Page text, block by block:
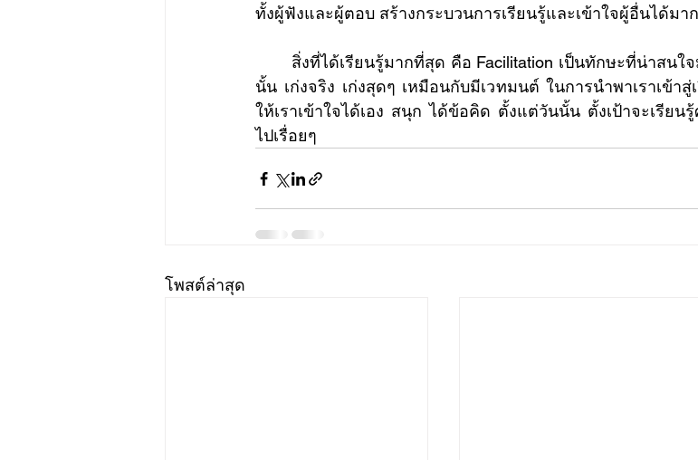
ทั้งผู้ฟังและผู้ตอบ สร้างกระบวนการเรียนรู้และเข้าใจผู้อื่นได้มา
นั้น เก่งจริง เก่งสุดๆ เหมือนกับมีเวทมนต์ ในการนำพาเราเข้า
ให้เราเข้าใจได้เอง สนุก ได้ข้อคิด ตั้งแต่วันนั้น ตั้งเป้าจะเรีย
ไปเรื่อยๆ
โพสต์ล่าสุด